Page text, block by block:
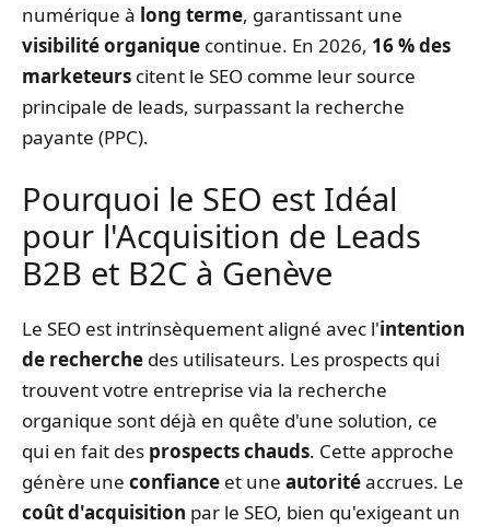
numérique à long terme, garantissant une
visibilité organique continue. En 2026, 16 % des
marketeurs citent le SEO comme leur source
principale de leads, surpassant la recherche
payante (PPC).
Pourquoi le SEO est Idéal
pour l'Acquisition de Leads
B2B et B2C à Genève
Le SEO est intrinsèquement aligné avec l'intention
de recherche des utilisateurs. Les prospects qui
trouvent votre entreprise via la recherche
organique sont déjà en quête d'une solution, ce
qui en fait des prospects chauds. Cette approche
génère une confiance et une autoritéaccrues. Le
coût d'acquisition par le SEO, bien qu'exigeant un